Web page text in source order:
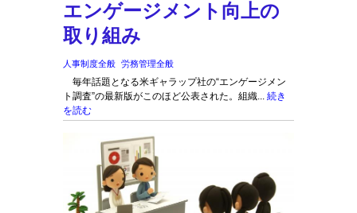
エンゲージメント向上の
取り組み
人事制度全般 労務管理全般
毎年話題となる米ギャラップ社の“エンゲージメン
ト調査”の最新版がこのほど公表された。組織... 続き
を読む